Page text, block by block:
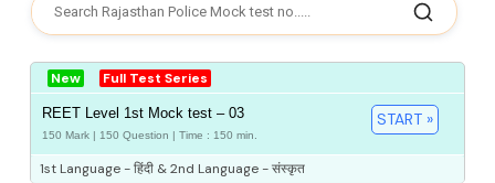
New Full Test Series
REET Level 1st Mock test – 03
150 Mark | 150 Question | Time : 150 min.
START »
1st Language - हिंदी & 2nd Language - संस्कृत